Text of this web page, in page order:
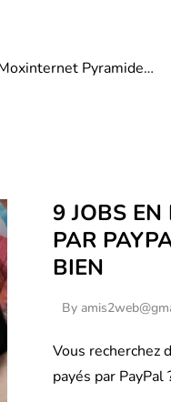
Pyramide…
9 JOBS
PAR
BIEN
By
Vous recherchez
payés par